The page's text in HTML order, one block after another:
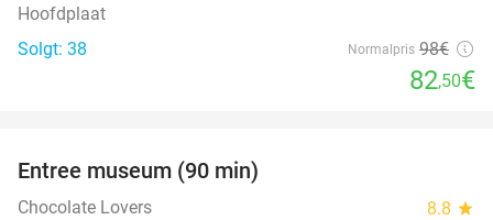
Hoofdplaat
Solgt: 38
Normalpris 98€
82,50€
Entree museum (90 min)
Chocolate Lovers 8.8 star